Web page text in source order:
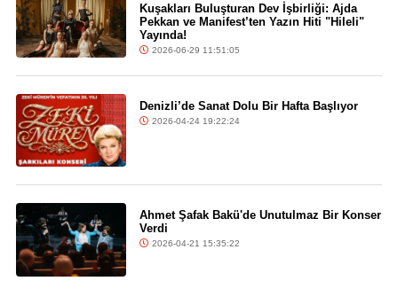
Kuşakları Buluşturan Dev İşbirliği: Ajda
Pekkan ve Manifest’ten Yazın Hiti "Hileli"
Yayında!
2026-06-29 11:51:05
Denizli’de Sanat Dolu Bir Hafta Başlıyor
2026-04-24 19:22:24
Ahmet Şafak Bakü'de Unutulmaz Bir Konser
Verdi
2026-04-21 15:35:22